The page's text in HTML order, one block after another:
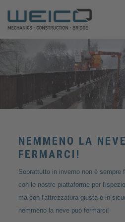
NEMMENO LA
FERMARCI!
Soprattutto in inverno non è sempre
con le nostre piattaforme per
ma con l'attrezzatura giusta e in
nemmeno la neve può fermarci!